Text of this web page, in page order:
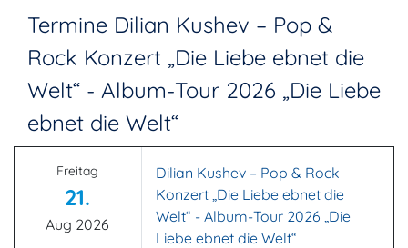
Termine Dilian Kushev – Pop &
Rock Konzert „Die Liebe ebnet die
Welt“ - Album-Tour 2026 „Die Liebe
ebnet die Welt“
Freitag
21.
Aug 2026
Dilian Kushev – Pop & Rock
Konzert „Die Liebe ebnet die
Welt“ - Album-Tour 2026 „Die
Liebe ebnet die Welt“